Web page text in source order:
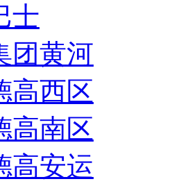
士
团黄河
高西区
高南区
高安运